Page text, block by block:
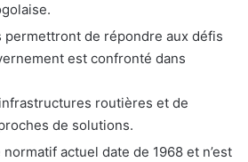
permettront de répondre aux défis
est confronté dans
routières et de
de solutions.
actuel date de 1968 et n’est